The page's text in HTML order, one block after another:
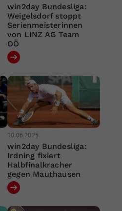
win2day Bundesliga:
Weigelsdorf stoppt
Serienmeisterinnen
von LINZ AG Team
OÖ
10.06.2025
win2day Bundesliga:
Irdning fixiert
Halbfinalkracher
gegen Mauthausen